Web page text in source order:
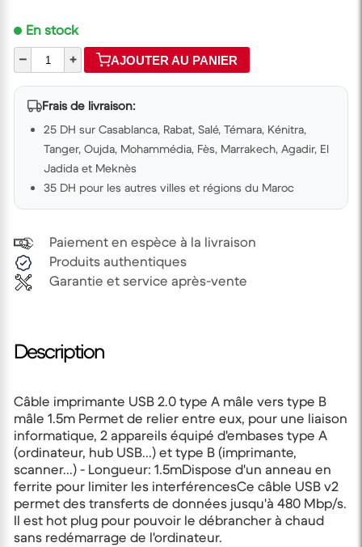
En stock
–
+ AJOUTER AU PANIER
Frais de livraison:
25 DH sur Casablanca, Rabat, Salé, Témara, Kénitra,
Tanger, Oujda, Mohammédia, Fès, Marrakech, Agadir, El
Jadida et Meknès
35 DH pour les autres villes et régions du Maroc
Paiement en espèce à la livraison
Produits authentiques
Garantie et service après-vente
Description
Câble imprimante USB 2.0 type A mâle vers type B
mâle 1.5m Permet de relier entre eux, pour une liaison
informatique, 2 appareils équipé d'embases type A
(ordinateur, hub USB...) et type B (imprimante,
scanner...) - Longueur: 1.5mDispose d'un anneau en
ferrite pour limiter les interférencesCe câble USB v2
permet des transferts de données jusqu'à 480 Mbp/s.
Il est hot plug pour pouvoir le débrancher à chaud
sans redémarrage de l'ordinateur.